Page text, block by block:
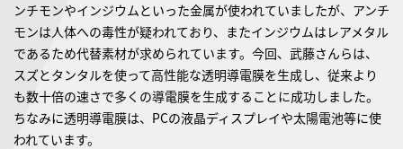
ンチモンやインジウムといった金属が使われていましたが、アンチ
モンは人体への毒性が疑われており、またインジウムはレアメタル
であるため代替素材が求められています。今回、武藤さんらは、
スズとタンタルを使って高性能な透明導電膜を生成し、従来より
も数十倍の速さで多くの導電膜を生成することに成功しました。
ちなみに透明導電膜は、PCの液晶ディスプレイや太陽電池等に使
われています。